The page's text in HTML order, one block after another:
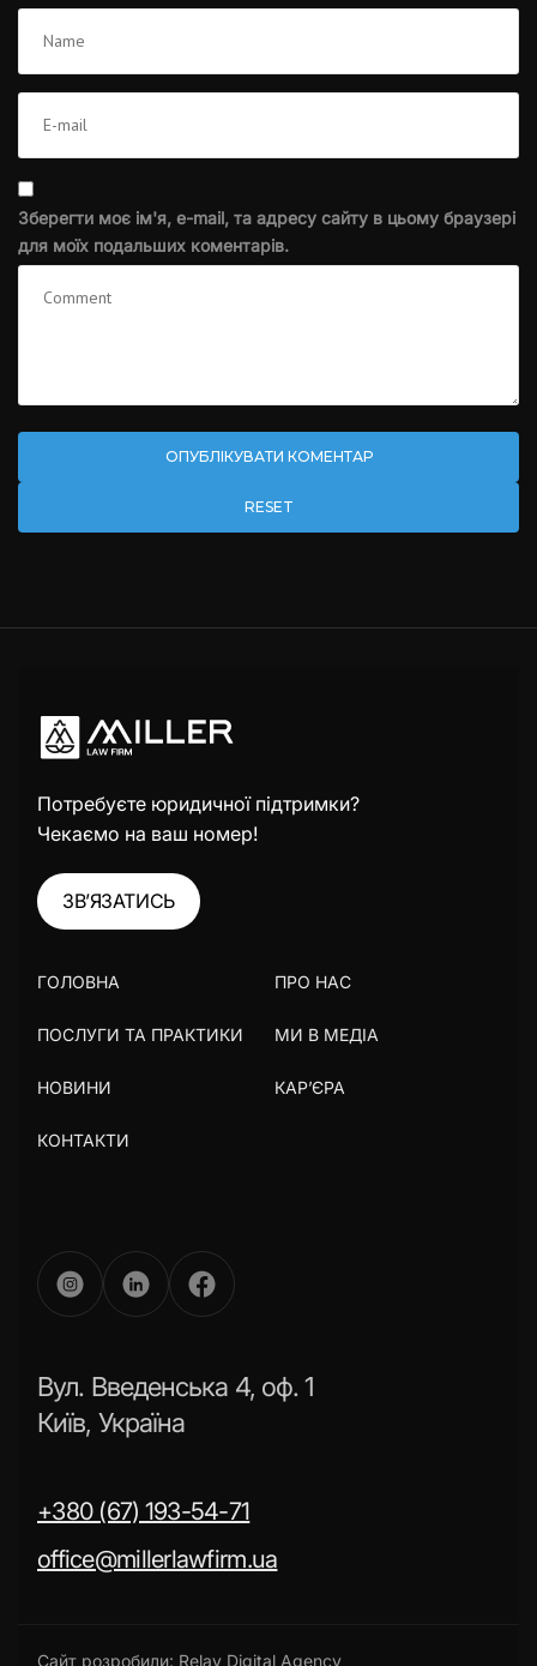
Зберегти моє ім'я, e-mail, та адресу сайту в цьому браузері
для моїх подальших коментарів.
RESET
Потребуєте юридичної підтримки?
Чекаємо на ваш номер!
ЗВ’ЯЗАТИСЬ
ГОЛОВНА ПРО НАС
ПОСЛУГИ ТА ПРАКТИКИ МИ В МЕДІА
НОВИНИ КАР’ЄРА
КОНТАКТИ
Вул. Введенська 4, оф. 1
Київ, Україна
+380 (67) 193-54-71
office@millerlawfirm.ua
Сайт розробили: Relay Digital Agency